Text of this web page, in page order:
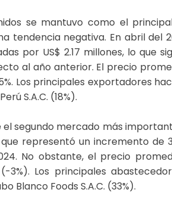
se mantuvo como el
tendencia negativa. En abril del
por US$ 2.17 millones, lo que
al año anterior. El precio
Los principales exportadores
S.A.C. (18%).
el segundo mercado más
representó un incremento de
No obstante, el precio
3%). Los principales
Blanco Foods S.A.C. (33%).